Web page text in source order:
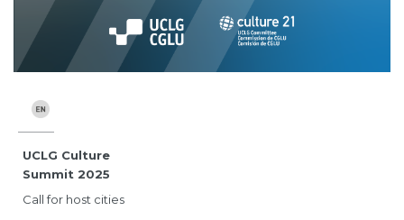
UCLG Culture
Summit 2025
Call for host cities